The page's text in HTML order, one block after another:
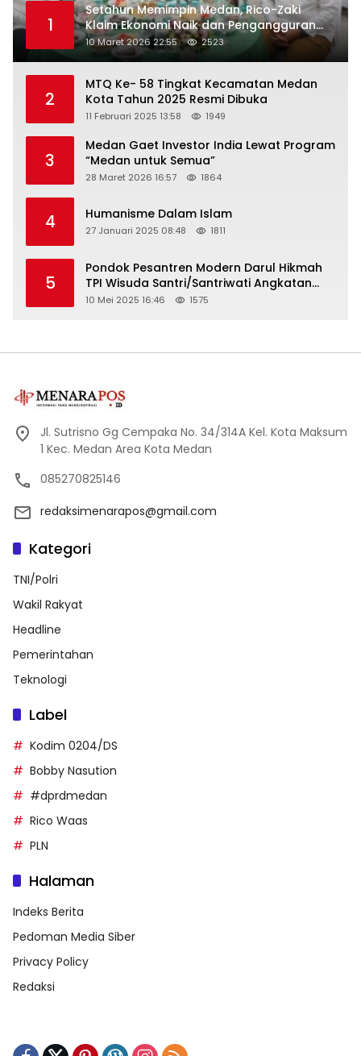
1
Setahun Memimpin Medan, Rico-Zaki
Klaim Ekonomi Naik dan Pengangguran
Turun
10 Maret 2026 22:55 2523
2
MTQ Ke- 58 Tingkat Kecamatan Medan
Kota Tahun 2025 Resmi Dibuka
11 Februari 2025 13:58 1949
3
Medan Gaet Investor India Lewat Program
“Medan untuk Semua”
28 Maret 2026 16:57 1864
4 Humanisme Dalam Islam
27 Januari 2025 08:48 1811
5
Pondok Pesantren Modern Darul Hikmah
TPI Wisuda Santri/Santriwati Angkatan
XXXIII
10 Mei 2025 16:46 1575
Jl. Sutrisno Gg Cempaka No. 34/314A Kel. Kota Maksum
1 Kec. Medan Area Kota Medan
085270825146
redaksimenarapos@gmail.com
Kategori
TNI/Polri
Wakil Rakyat
Headline
Pemerintahan
Teknologi
Label
Kodim 0204/DS
Bobby Nasution
#dprdmedan
Rico Waas
PLN
Halaman
Indeks Berita
Pedoman Media Siber
Privacy Policy
Redaksi